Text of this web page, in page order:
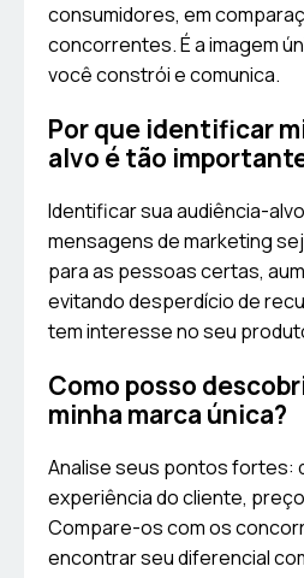
consumidores, em
concorrentes. É a imagem
você constrói e comunica.
Por que identificar
alvo é tão
Identificar sua audiência-
mensagens de marketing
para as pessoas certas,
evitando desperdício de
tem interesse no seu
Como posso
minha marca única?
Analise seus pontos fortes:
experiência do cliente,
Compare-os com os
encontrar seu diferencial